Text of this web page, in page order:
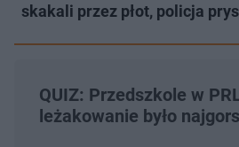
skakali przez płot, policja
QUIZ: Przedszkole w
leżakowanie było